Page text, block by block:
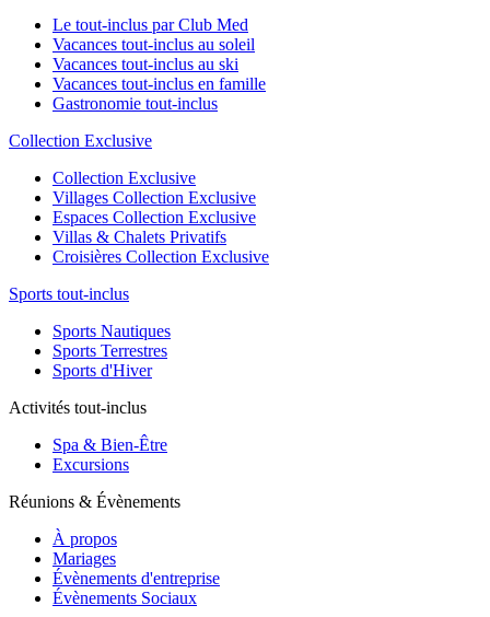
Le tout-inclus par Club Med
Vacances tout-inclus au soleil
Vacances tout-inclus au ski
Vacances tout-inclus en famille
Gastronomie tout-inclus
Collection Exclusive
Collection Exclusive
Villages Collection Exclusive
Espaces Collection Exclusive
Villas & Chalets Privatifs
Croisières Collection Exclusive
Sports tout-inclus
Sports Nautiques
Sports Terrestres
Sports d'Hiver
Activités tout-inclus
Spa & Bien-Être
Excursions
Réunions & Évènements
À propos
Mariages
Évènements d'entreprise
Évènements Sociaux